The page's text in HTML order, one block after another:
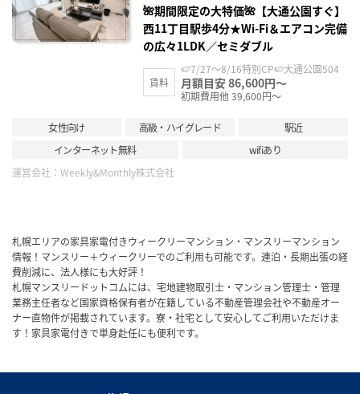
🌺期間限定の大特価🌺【大通公園すぐ】
西11丁目駅歩4分★Wi-Fi＆エアコン完備
の広々1LDK／セミダブル
賃料
🍉7/27～8/16特別CP🍉大通公園504
月額目安 86,600円～
初期費用他 39,600円～
女性向け 高級・ハイグレード
駅近
インターネット無料
wifiあり
運営会社： Weekly&Monthly株式会社
札幌エリアの家具家電付きウィークリーマンション・マンスリーマンション
情報！マンスリー＋ウィークリーでのご利用も可能です。連泊・長期出張の経
費削減に、法人様にも大好評！
札幌マンスリードットコムには、宅地建物取引士・マンション管理士・管理
業務主任者など国家資格保有者が在籍している不動産管理会社や不動産オー
ナー直物件が掲載されています。寮・社宅として安心してご利用いただけま
す！家具家電付きで単身赴任にも便利です。